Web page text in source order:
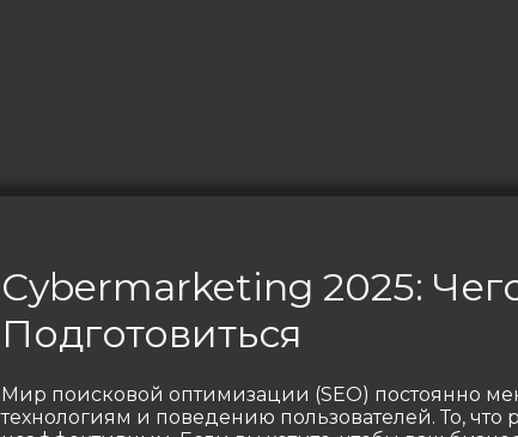
Cybermarketing 2025:
Подготовиться
Мир поисковой оптимизации (SEO) постоянно
технологиям и поведению пользователей. То, что